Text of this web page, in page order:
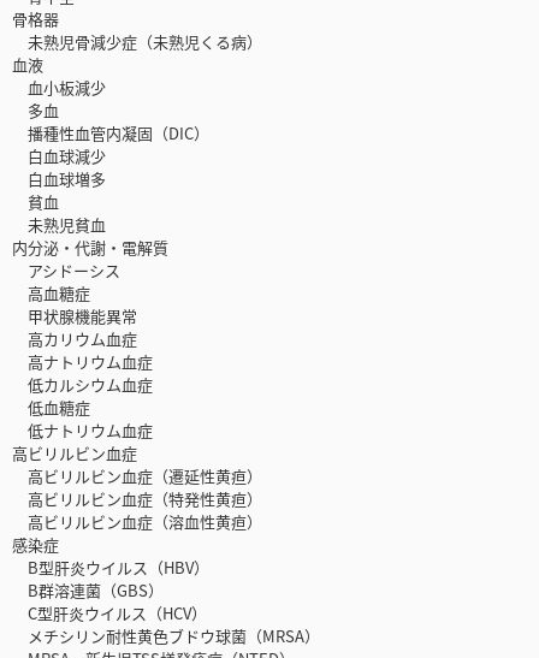
骨格器
未熟児骨減少症（未熟児くる病）
血液
血小板減少
多血
播種性血管内凝固（DIC）
白血球減少
白血球増多
貧血
未熟児貧血
内分泌・代謝・電解質
アシドーシス
高血糖症
甲状腺機能異常
高カリウム血症
高ナトリウム血症
低カルシウム血症
低血糖症
低ナトリウム血症
高ビリルビン血症
高ビリルビン血症（遷延性黄疸）
高ビリルビン血症（特発性黄疸）
高ビリルビン血症（溶血性黄疸）
感染症
B型肝炎ウイルス（HBV）
B群溶連菌（GBS）
C型肝炎ウイルス（HCV）
メチシリン耐性黄色ブドウ球菌（MRSA）